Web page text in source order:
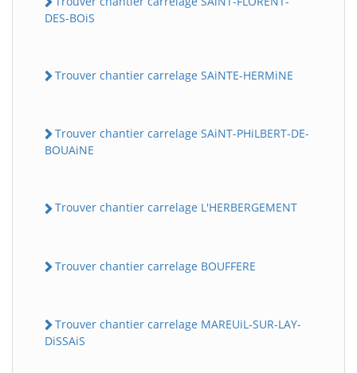
DES-BOiS
Trouver chantier carrelage SAiNTE-HERMiNE
Trouver chantier carrelage SAiNT-PHiLBERT-DE-
BOUAiNE
Trouver chantier carrelage L'HERBERGEMENT
Trouver chantier carrelage BOUFFERE
Trouver chantier carrelage MAREUiL-SUR-LAY-
DiSSAiS